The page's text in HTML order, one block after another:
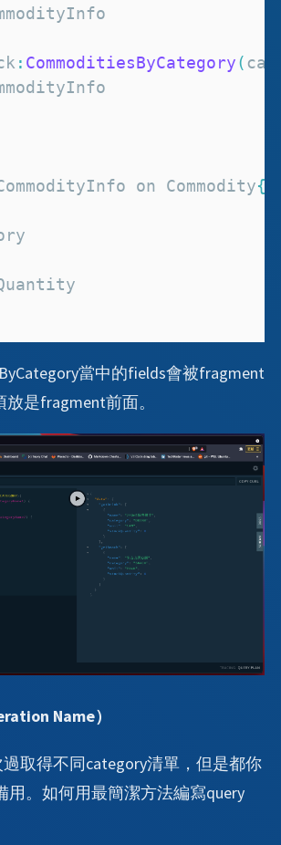
: CommoditiesByCategory(
on Commodity{
當中的fields會被fragment
放是fragment前面。
Name）
取得不同category清單，但是都你
用。如何用最簡潔方法編寫query